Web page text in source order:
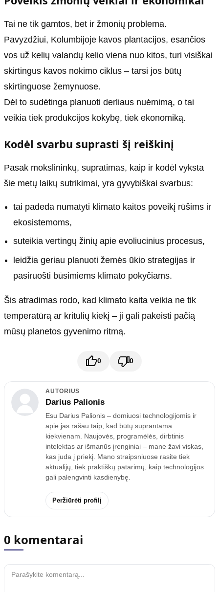
Tai ne tik gamtos, bet ir žmonių problema.
Pavyzdžiui, Kolumbijoje kavos plantacijos, esančios
vos už kelių valandų kelio viena nuo kitos, turi visiškai
skirtingus kavos nokimo ciklus – tarsi jos būtų
skirtinguose žemynuose.
Dėl to sudėtinga planuoti derliaus nuėmimą, o tai
veikia tiek produkcijos kokybę, tiek ekonomiką.
Kodėl svarbu suprasti šį reiškinį
Pasak mokslininkų, supratimas, kaip ir kodėl vyksta
šie metų laikų sutrikimai, yra gyvybiškai svarbus:
tai padeda numatyti klimato kaitos poveikį rūšims ir
ekosistemoms,
suteikia vertingų žinių apie evoliucinius procesus,
leidžia geriau planuoti žemės ūkio strategijas ir
pasiruošti būsimiems klimato pokyčiams.
Šis atradimas rodo, kad klimato kaita veikia ne tik
temperatūrą ar kritulių kiekį – ji gali pakeisti pačią
mūsų planetos gyvenimo ritmą.
0 0
AUTORIUS
Darius Palionis
Esu Darius Palionis – domiuosi technologijomis ir
apie jas rašau taip, kad būtų suprantama
kiekvienam. Naujovės, programėlės, dirbtinis
intelektas ar išmanūs įrenginiai – mane žavi viskas,
kas juda į priekį. Mano straipsniuose rasite tiek
aktualijų, tiek praktiškų patarimų, kaip technologijos
gali palengvinti kasdienybę.
Peržiūrėti profilį
0 komentarai